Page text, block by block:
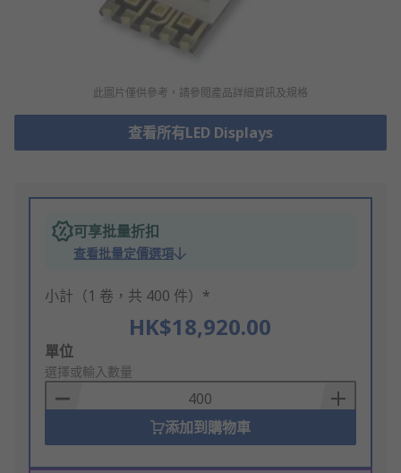
此圖片僅供參考，請參閲產品詳細資訊及規格
查看所有LED Displays
可享批量折扣
查看批量定價選項
小計（1 卷，共 400 件）*
HK$18,920.00
Add
to
Basket
單位
選擇或輸入數量
添加到購物車